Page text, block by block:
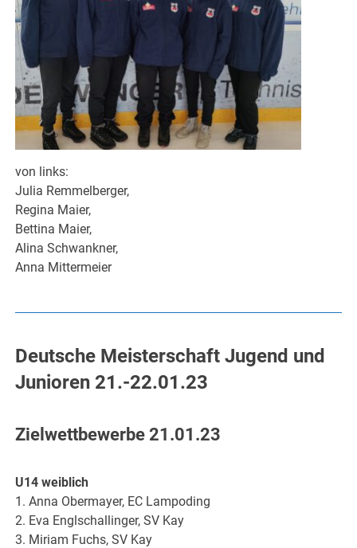
von links:
Julia Remmelberger,
Regina Maier,
Bettina Maier,
Alina Schwankner,
Anna Mittermeier
Deutsche Meisterschaft Jugend und
Junioren 21.-22.01.23
Zielwettbewerbe 21.01.23
U14 weiblich
1. Anna Obermayer, EC Lampoding
2. Eva Englschallinger, SV Kay
3. Miriam Fuchs, SV Kay